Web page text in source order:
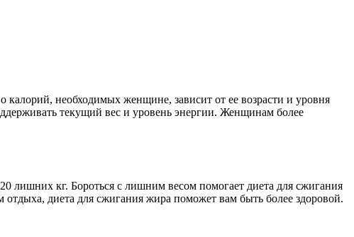
калорий, необходимых женщине, зависит от ее возрасти и уровня
текущий вес и уровень энергии. Женщинам более
лишних кг. Бороться с лишним весом помогает диета для сжигания
диета для сжигания жира поможет вам быть более здоровой.